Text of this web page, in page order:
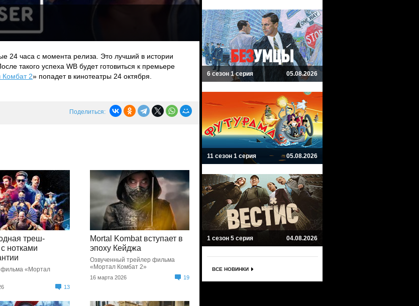
24 часа с момента релиза. Это лучший в истории
такого успеха WB будет готовиться к премьере
Комбат 2» попадет в кинотеатры 24 октября.
Поделиться:
треш-
нотками
«Мортал
13
Mortal Kombat вступает в
эпоху Кейджа
Озвученный трейлер фильма
«Мортал Комбат 2»
16 марта 2026 19
6 сезон 1 серия 05.08.2026
11 сезон 1 серия 05.08.2026
1 сезон 5 серия 04.08.2026
ВСЕ НОВИНКИ